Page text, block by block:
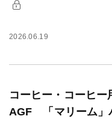
2026.06.19
コーヒー・コーヒ
AGF 「マリーム」